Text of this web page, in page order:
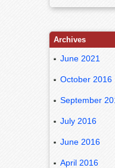
Archives
June 2021
October 2016
September
July 2016
June 2016
April 2016